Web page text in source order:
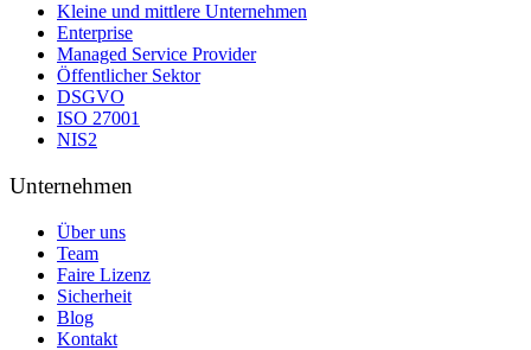
Kleine und mittlere Unternehmen
Enterprise
Managed Service Provider
Öffentlicher Sektor
DSGVO
ISO 27001
NIS2
Unternehmen
Über uns
Team
Faire Lizenz
Sicherheit
Blog
Kontakt